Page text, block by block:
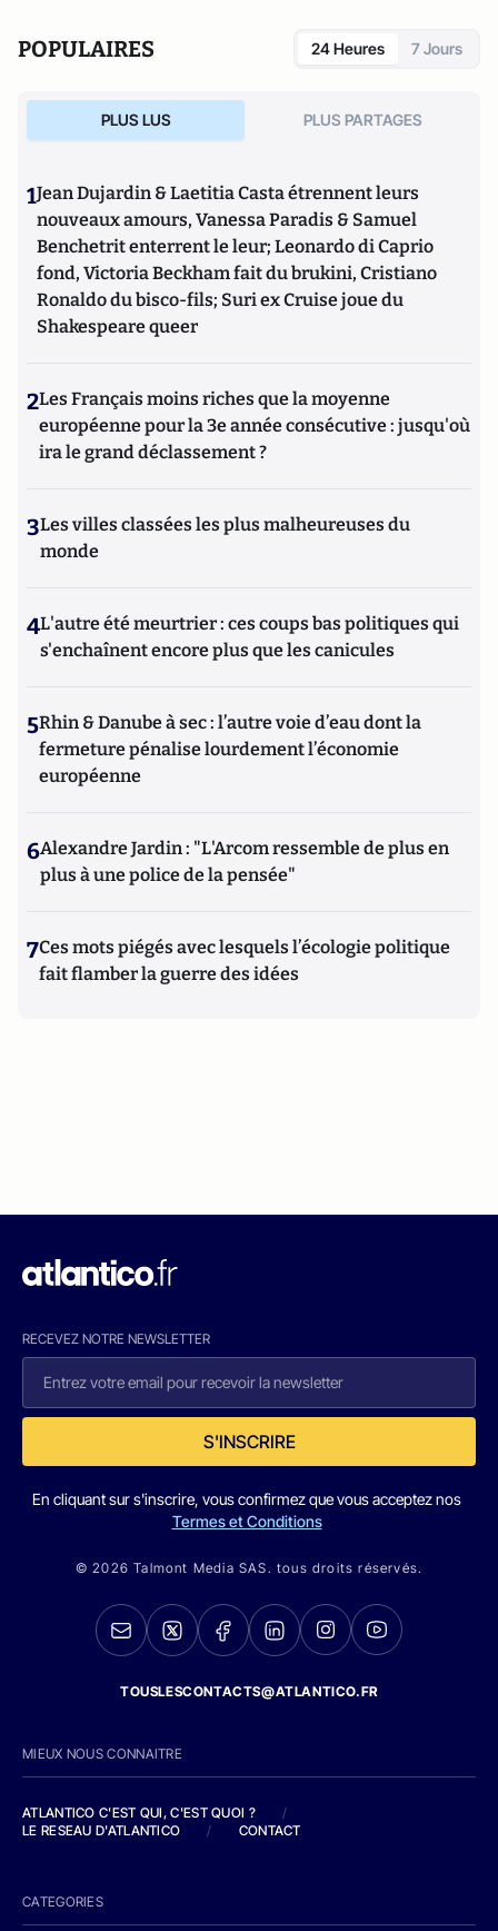
POPULAIRES 24 Heures 7 Jours
PLUS LUS PLUS PARTAGES
1Jean Dujardin & Laetitia Casta étrennent leurs
nouveaux amours, Vanessa Paradis & Samuel
Benchetrit enterrent le leur; Leonardo di Caprio
fond, Victoria Beckham fait du brukini, Cristiano
Ronaldo du bisco-fils; Suri ex Cruise joue du
Shakespeare queer
2Les Français moins riches que la moyenne
européenne pour la 3e année consécutive : jusqu'où
ira le grand déclassement ?
3Les villes classées les plus malheureuses du
monde
4L'autre été meurtrier : ces coups bas politiques qui
s'enchaînent encore plus que les canicules
5Rhin & Danube à sec : l’autre voie d’eau dont la
fermeture pénalise lourdement l’économie
européenne
6Alexandre Jardin : "L'Arcom ressemble de plus en
plus à une police de la pensée"
7Ces mots piégés avec lesquels l’écologie politique
fait flamber la guerre des idées
RECEVEZ NOTRE NEWSLETTER
S'INSCRIRE
En cliquant sur s'inscrire, vous confirmez que vous acceptez nos
Termes et Conditions
© 2026 Talmont Media SAS. tous droits réservés.
TOUSLESCONTACTS@ATLANTICO.FR
MIEUX NOUS CONNAITRE
ATLANTICO C'EST QUI, C'EST QUOI ?
/
LE RESEAU D'ATLANTICO
/ CONTACT
CATEGORIES